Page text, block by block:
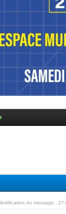
du message :